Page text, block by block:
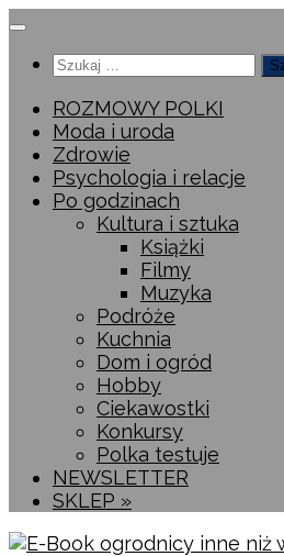
Przeskocz
treściSzukaj:
ROZMOWY POLKI
Moda i uroda
Zdrowie
Psychologia i relacje
Po godzinach
Kultura i sztuka
Książki
Filmy
Muzyka
Podróże
Kuchnia
Dom i ogród
Hobby
Ciekawostki
Konkursy
Polka testuje
NEWSLETTER
SKLEP »